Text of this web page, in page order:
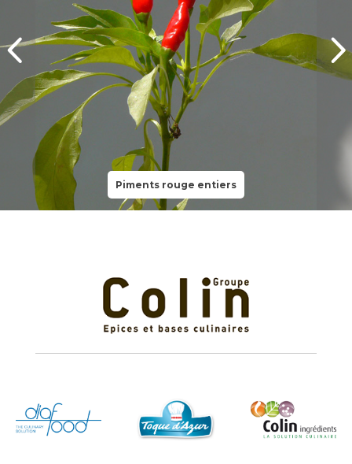
Piments rouge entiers